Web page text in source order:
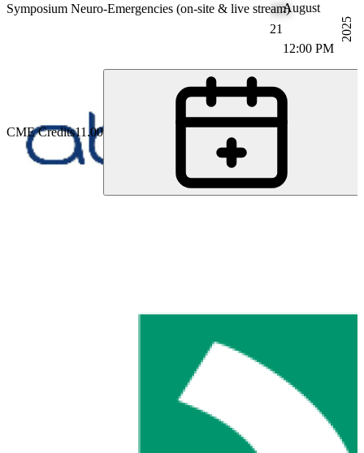
21
August
12:00 PM
2025
CME Credits11.00
Symposium Neuro-Emergencies (on-site & live stream)